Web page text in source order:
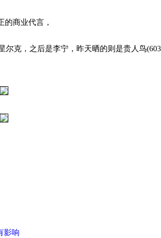
商业代言，
克，之后是李宁，昨天晒的则是贵人鸟
影响